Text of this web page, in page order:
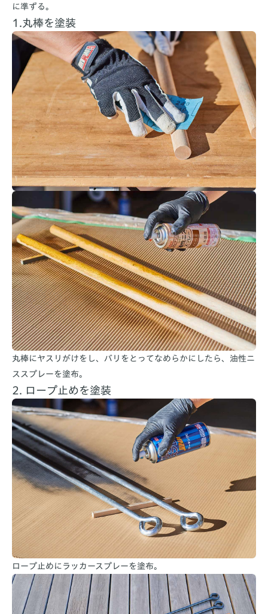
に準ずる。
1.丸棒を塗装
丸棒にヤスリがけをし、バリをとってなめらかにしたら、油性ニ
ススプレーを塗布。
2. ロープ止めを塗装
ロープ止めにラッカースプレーを塗布。